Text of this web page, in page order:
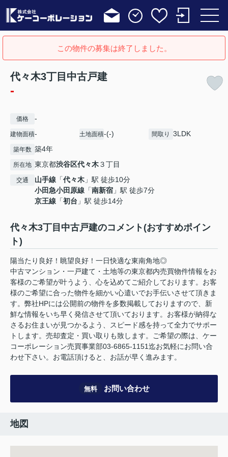
この物件の募集は終了しました。
代々木3丁目中古戸建
-
価格 -
建物面積- 土地面積-(-) 間取り 3LDK
築年数 築4年
所在地 東京都渋谷区代々木３丁目
交通 山手線 「代々木 」駅 徒歩10分
小田急小田原線 「南新宿 」駅 徒歩7分
京王線 「初台 」駅 徒歩14分
代々木3丁目中古戸建のコメント(おすすめポイン
ト)
陽当たり良好！眺望良好！一日快適な東南角地◎
中古マンション・一戸建て・土地等の東京都内売買物件情報をお
客様のご希望が叶うよう、心を込めてご紹介しております。お客
様のご希望に合った物件を細かい心遣いでお手伝いさせて頂きま
す。弊社HPには公開前の物件を多数掲載しておりますので、新
鮮な情報をいち早く発信させて頂いております。お客様が納得な
さるお住まいが見つかるよう、スピード感を持って全力でサポー
トします。売却査定・買い取りも致します。ご希望の際は、ケー
コーポレーション売買事業部03-6865-1151迄お気軽にお問い合
わせ下さい。お電話頂けると、お話が早く進みます。
無料 お問い合わせ
地図